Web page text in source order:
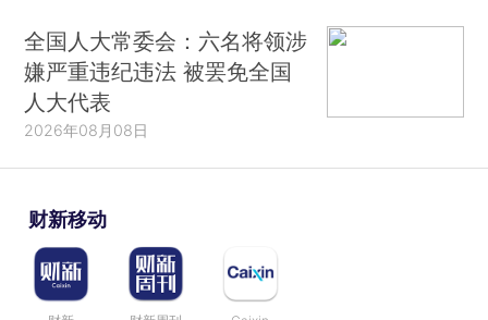
全国人大常委会：六名将领涉
嫌严重违纪违法 被罢免全国
人大代表
2026年08月08日
财新移动